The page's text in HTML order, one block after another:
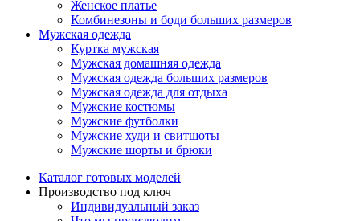
Женское платье
Комбинезоны и боди больших размеров
Мужская одежда
Куртка мужская
Мужская домашняя одежда
Мужская одежда больших размеров
Мужская одежда для отдыха
Мужские костюмы
Мужские футболки
Мужские худи и свитшоты
Мужские шорты и брюки
Каталог готовых моделей
Производство под ключ
Индивидуальный заказ